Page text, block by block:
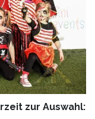
zur Auswahl: